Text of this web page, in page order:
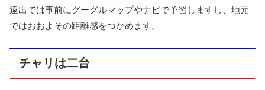
遠出では事前にグーグルマップやナビで予習しますし、地元
ではおおよその距離感をつかめます。
チャリは二台